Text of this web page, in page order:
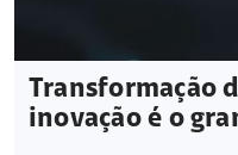
Transformação
inovação é o